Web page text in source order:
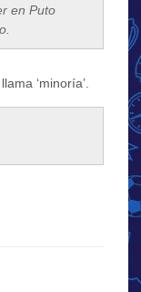
en Puto
‘minoría’.